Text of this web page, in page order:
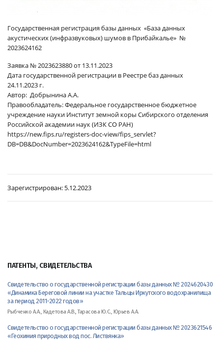
ПАТЕНТЫ, СВИДЕТЕЛЬСТВА
Свидетельство о государственной регистрации базы данных № 2024620430
«Динамика Береговой линии на участке Тальцы Иркутского водохранилища
за период 2011-2022 годов»
Рыбченко А.А., Кадетова А.В., Тарасова Ю.С., Юрьев А.А.
Свидетельство о государственной регистрации базы данных № 2023621546
«Геохимия природных вод пос. Листвянка»
Государственная регистрация базы данных «База данных
акустических (инфразвуковых) шумов в Прибайкалье» №
2023624162
Заявка № 2023623880 от 13.11.2023
Дата государственной регистрации в Реестре баз данных
24.11.2023 г.
Автор: Добрынина А.А.
Правообладатель: Федеральное государственное бюджетное
учреждение науки Институт земной коры Сибирского отделения
Российской академии наук (ИЗК СО РАН)
https://new.fips.ru/registers-doc-view/fips_servlet?
DB=DB&DocNumber=2023624162&TypeFile=html
Зарегистрирован: 5.12.2023